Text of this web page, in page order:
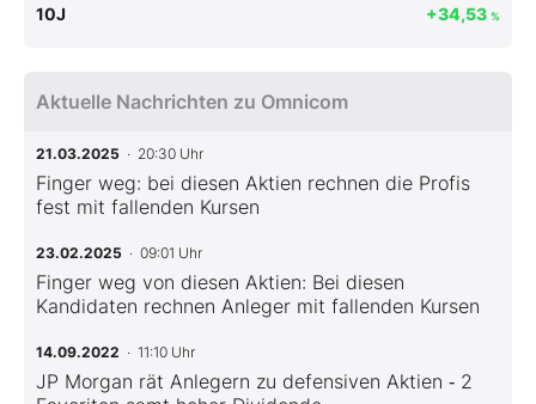
10J +34,53 %
Aktuelle Nachrichten zu Omnicom
21.03.2025 · 20:30 Uhr
Finger weg: bei diesen Aktien rechnen die Profis
fest mit fallenden Kursen
23.02.2025 · 09:01 Uhr
Finger weg von diesen Aktien: Bei diesen
Kandidaten rechnen Anleger mit fallenden Kursen
14.09.2022 · 11:10 Uhr
JP Morgan rät Anlegern zu defensiven Aktien ‑ 2